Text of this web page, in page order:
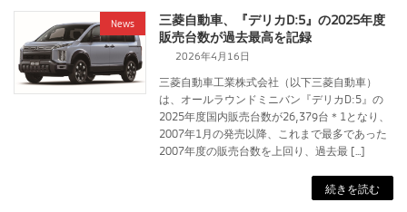
News
三菱自動車、『デリカD:5』の2025年度
販売台数が過去最高を記録
2026年4月16日
三菱自動車工業株式会社（以下三菱自動車）
は、オールラウンドミニバン『デリカD:5』の
2025年度国内販売台数が26,379台＊1となり、
2007年1月の発売以降、これまで最多であった
2007年度の販売台数を上回り、過去最 […]
続きを読む